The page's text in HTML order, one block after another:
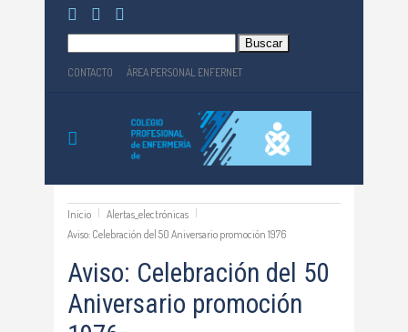
CONTACTO ÁREA PERSONAL ENFERNET
Inicio
Alertas_electrónicas
Aviso: Celebración del 50 Aniversario promoción 1976
Aviso: Celebración del 50
Aniversario promoción